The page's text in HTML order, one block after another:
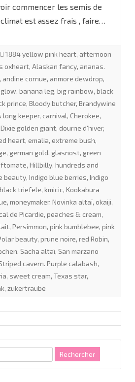
de
tomates
commencer les semis de
est assez frais , faire…
1884 yellow pink heart, afternoon
oxheart, Alaskan fancy, ananas.
, andine cornue, anmore dewdrop,
, banana leg, big rainbow, black
prince, Bloody butcher, Brandywine
long keeper, carnival, Cherokee,
Dixie golden giant, dourne d'hiver,
heart, emalia, extreme bush,
, german gold, glasnost, green
, Hillbilly, hundreds and
beauty, Indigo blue berries, Indigo
triefele, kmicic, Kookabura
, moneymaker, Novinka altaï, okaiji,
de Picardie, peaches & cream,
, Persimmon, pink bumblebee, pink
beauty, prune noire, red Robin,
, Sacha altaï, San marzano
cavern. Purple calabash,
, sweet cream, Texas star,
, zukertraube